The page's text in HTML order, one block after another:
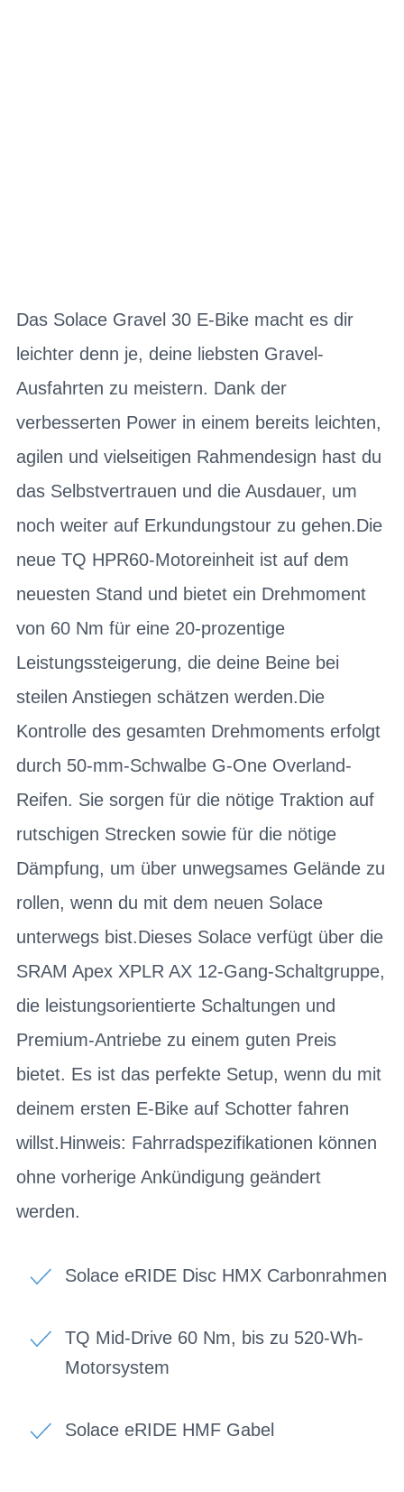
Das Solace Gravel 30 E-Bike macht es dir
leichter denn je, deine liebsten Gravel-
Ausfahrten zu meistern. Dank der
verbesserten Power in einem bereits leichten,
agilen und vielseitigen Rahmendesign hast du
das Selbstvertrauen und die Ausdauer, um
noch weiter auf Erkundungstour zu gehen.Die
neue TQ HPR60-Motoreinheit ist auf dem
neuesten Stand und bietet ein Drehmoment
von 60 Nm für eine 20-prozentige
Leistungssteigerung, die deine Beine bei
steilen Anstiegen schätzen werden.Die
Kontrolle des gesamten Drehmoments erfolgt
durch 50-mm-Schwalbe G-One Overland-
Reifen. Sie sorgen für die nötige Traktion auf
rutschigen Strecken sowie für die nötige
Dämpfung, um über unwegsames Gelände zu
rollen, wenn du mit dem neuen Solace
unterwegs bist.Dieses Solace verfügt über die
SRAM Apex XPLR AX 12-Gang-Schaltgruppe,
die leistungsorientierte Schaltungen und
Premium-Antriebe zu einem guten Preis
bietet. Es ist das perfekte Setup, wenn du mit
deinem ersten E-Bike auf Schotter fahren
willst.Hinweis: Fahrradspezifikationen können
ohne vorherige Ankündigung geändert
werden.
Solace eRIDE Disc HMX Carbonrahmen
TQ Mid-Drive 60 Nm, bis zu 520-Wh-
Motorsystem
Solace eRIDE HMF Gabel